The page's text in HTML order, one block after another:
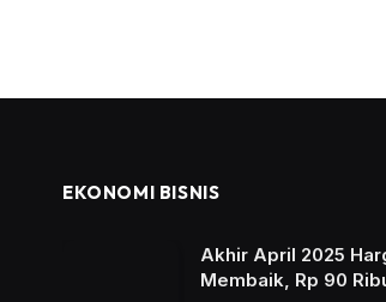
EKONOMI BISNIS
Akhir April 2025
Membaik, Rp 90